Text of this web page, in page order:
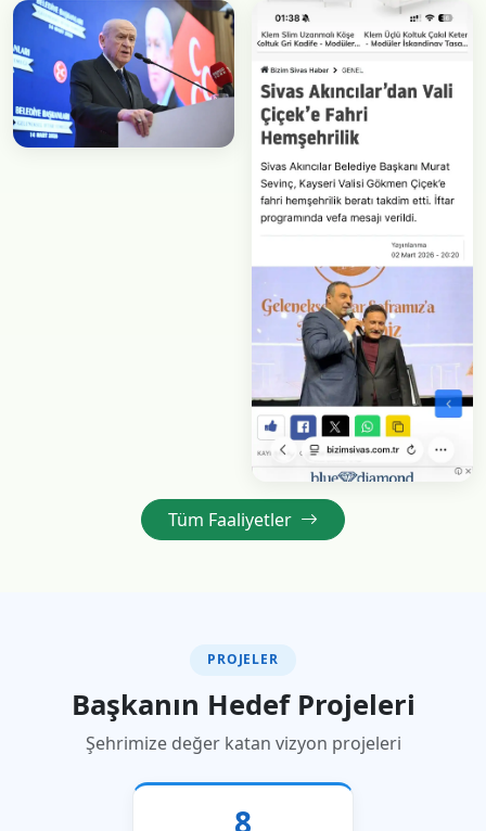
Faaliyet
Gökmen Çiçek
Ziyareti
Faaliyet
Gökmen Çiçek
Tüm Faaliyetler
PROJELER
Başkanın Hedef Projeleri
Şehrimize değer katan vizyon projeleri
8